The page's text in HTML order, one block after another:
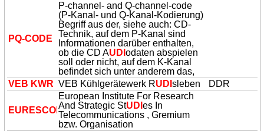
PQ-CODE
P-channel- and Q-channel-code
(P-Kanal- und Q-Kanal-Kodierung)
Begriff aus der, siehe auch: CD-
Technik, auf dem P-Kanal sind
Informationen darüber enthalten,
ob die CD AUDIodaten abspielen
soll oder nicht, auf dem K-Kanal
befindet sich unter anderem das,
VEB KWR VEB Kühlgerätewerk RUDIsleben DDR
EURESCOM
European Institute For Research
And Strategic StUDIes In
Telecommunications , Gremium
bzw. Organisation